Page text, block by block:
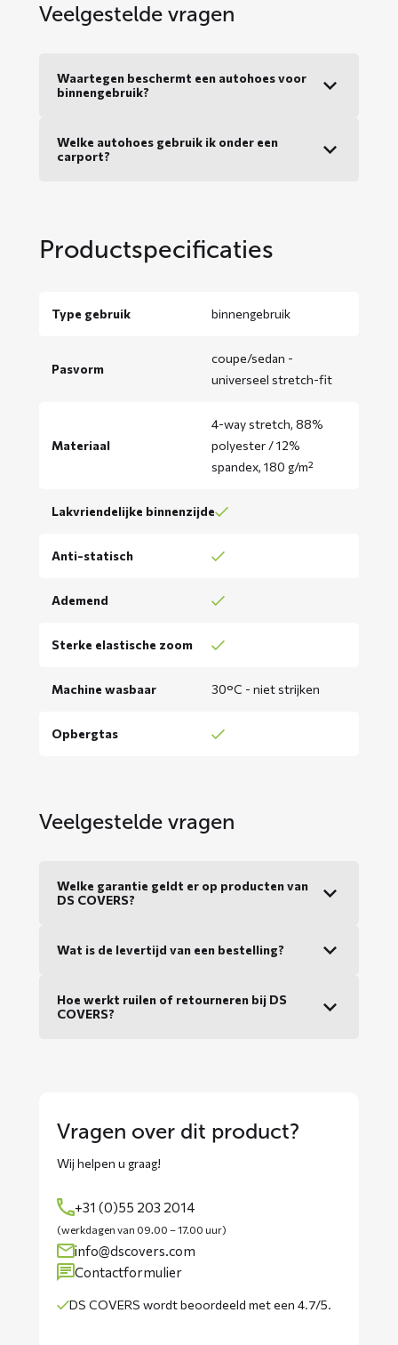
Veelgestelde vragen
Waartegen beschermt een autohoes voor
binnengebruik?
Welke autohoes gebruik ik onder een
carport?
Productspecificaties
Type gebruik binnengebruik
Pasvorm
coupe/sedan -
universeel stretch-fit
Materiaal
4-way stretch, 88%
polyester / 12%
spandex, 180 g/m²
Lakvriendelijke binnenzijde
Anti-statisch
Ademend
Sterke elastische zoom
Machine wasbaar 30°C - niet strijken
Opbergtas
Veelgestelde vragen
Welke garantie geldt er op producten van
DS COVERS?
Wat is de levertijd van een bestelling?
Hoe werkt ruilen of retourneren bij DS
COVERS?
Vragen over dit product?
Wij helpen u graag!
+31 (0)55 203 2014
(werkdagen van 09.00 – 17.00 uur)
info@dscovers.com
Contactformulier
DS COVERS wordtbeoordeeld met een 4.7/5.